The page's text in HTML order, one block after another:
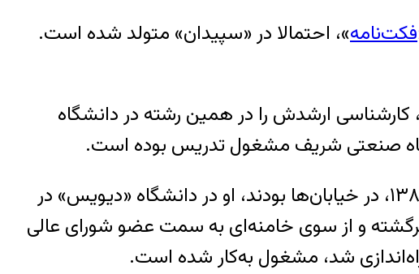
فکت‌نامه»، احتمالا در «سپیدان» متولد شده است.
جلیلی، دوره کارشناسی علوم کامپیوتر را در دانشگاه فردوسی مشهد گذرانده و در سال ۱۳۶۶، کارشناسی ارشدش را در همین رشته در دانشگاه
از مهر ۱۳۸۸ تا مرداد۱۳۸۹ ، در حالی‌که معترضان به نتایج انتخابات ریاست جمهوری سال ۱۳۸۸، در خیابان‌ها بودند، او در دانشگاه «دیویس» در
برگشته و از سوی خامنه‌ای به سمت عضو شورای عالی
شد، مشغول به‌کار شده است.